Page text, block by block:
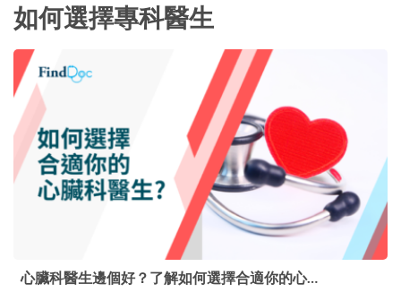
如何選擇專科醫生
心臟科醫生邊個好？了解如何選擇合適你的心…